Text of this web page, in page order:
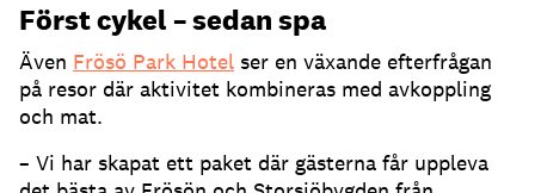
Först cykel – sedan spa
Även Frösö Park Hotel ser en växande efterfrågan
på resor där aktivitet kombineras med avkoppling
och mat.
– Vi har skapat ett paket där gästerna får uppleva